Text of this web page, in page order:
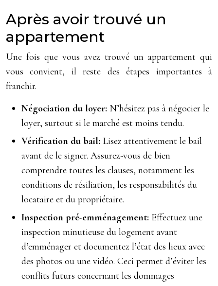
Après avoir trouvé un
appartement
Une fois que vous avez trouvé un appartement qui
vous convient, il reste des étapes importantes à
franchir.
Négociation du loyer: N’hésitez pas à négocier le
loyer, surtout si le marché est moins tendu.
Vérification du bail: Lisez attentivement le bail
avant de le signer. Assurez-vous de bien
comprendre toutes les clauses, notamment les
conditions de résiliation, les responsabilités du
locataire et du propriétaire.
Inspection pré-emménagement: Effectuez une
inspection minutieuse du logement avant
d’emménager et documentez l’état des lieux avec
des photos ou une vidéo. Ceci permet d’éviter les
conflits futurs concernant les dommages